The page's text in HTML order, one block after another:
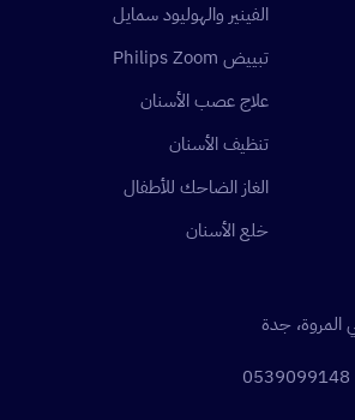
الفينير والهوليود سمايل
تبييض Philips Zoom
علاج عصب الأسنان
تنظيف الأسنان
الغاز الضاحك للأطفال
خلع الأسنان
جدة